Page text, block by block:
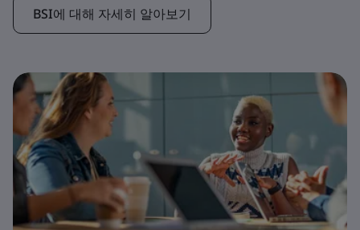
BSI에 대해 자세히 알아보기